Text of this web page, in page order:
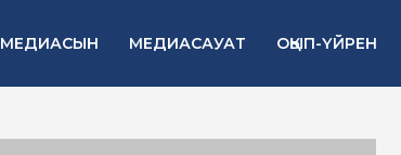
МЕДИАСЫН МЕДИАСАУАТ ОҚЫП-ҮЙРЕН